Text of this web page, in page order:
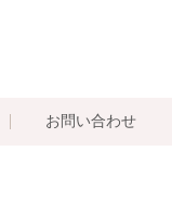
お問い合わせ